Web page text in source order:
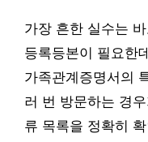
가장 흔한 실수는
등록등본이 필요한
가족관계증명서의
러 번 방문하는 경
류 목록을 정확히